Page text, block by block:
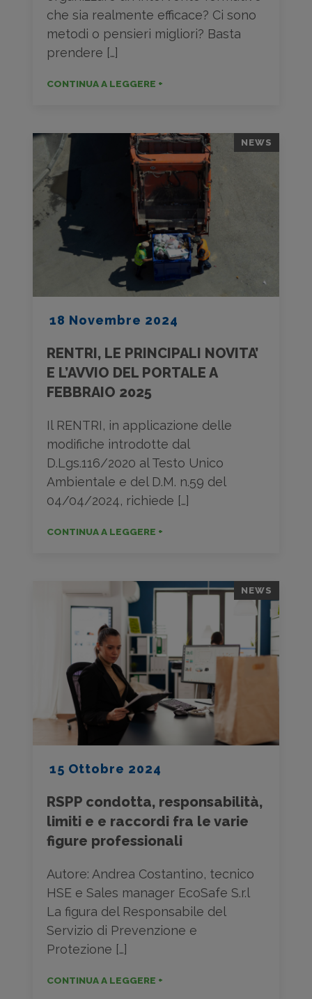
che sia realmente efficace? Ci sono
metodi o pensieri migliori? Basta
prendere […]
CONTINUA A LEGGERE +
18 Novembre 2024
NEWS
RENTRI, LE PRINCIPALI NOVITA’
E L’AVVIO DEL PORTALE A
FEBBRAIO 2025
Il RENTRI, in applicazione delle
modifiche introdotte dal
D.Lgs.116/2020 al Testo Unico
Ambientale e del D.M. n.59 del
04/04/2024, richiede […]
CONTINUA A LEGGERE +
15 Ottobre 2024
NEWS
RSPP condotta, responsabilità,
limiti e e raccordi fra le varie
figure professionali
Autore: Andrea Costantino, tecnico
HSE e Sales manager EcoSafe S.r.l
La figura del Responsabile del
Servizio di Prevenzione e
Protezione […]
CONTINUA A LEGGERE +